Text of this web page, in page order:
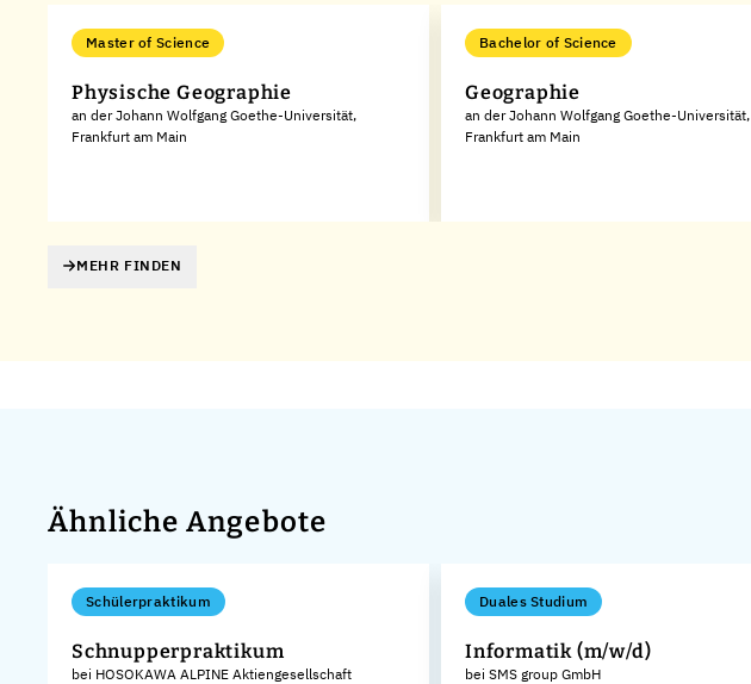
Master of Science
Physische Geographie
an der Johann Wolfgang Goethe-Universität,
Frankfurt am Main
Bachelor of Science
Geographie
an der Johann Wolfgang Goethe-Universität,
Frankfurt am Main
MEHR FINDEN
Ähnliche Angebote
Schülerpraktikum
Schnupperpraktikum
bei HOSOKAWA ALPINE Aktiengesellschaft
Duales Studium
Informatik (m/w/d)
bei SMS group GmbH